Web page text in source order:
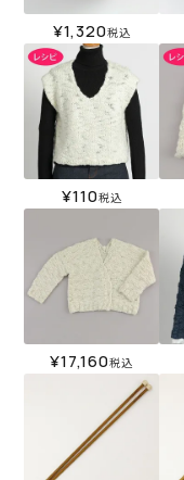
¥1,320税込
¥110税込
¥17,160税込